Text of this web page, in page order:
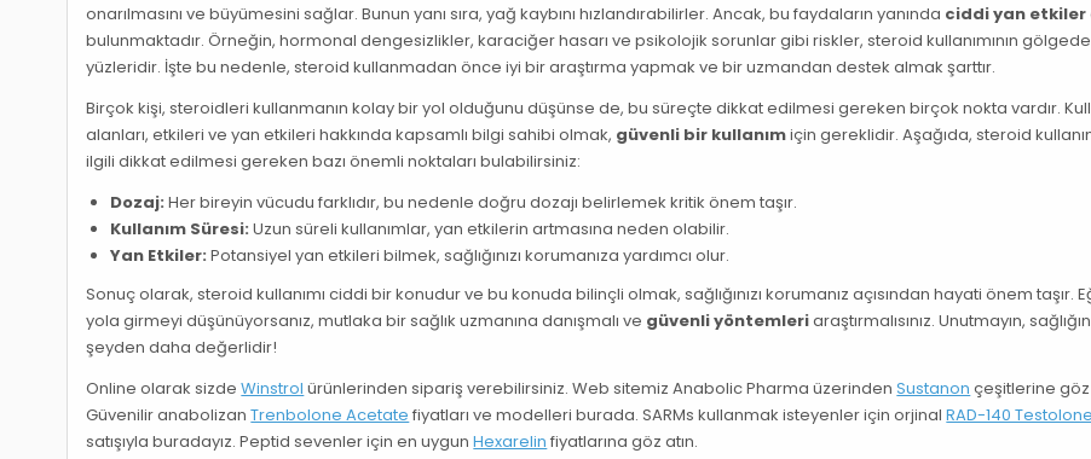
onarılmasını ve büyümesini sağlar. Bunun yanı sıra, yağ kaybını hızlandırabilirler. Ancak, bu faydaların yanında ciddi yan etkiler
bulunmaktadır. Örneğin, hormonal dengesizlikler, karaciğer hasarı ve psikolojik sorunlar gibi riskler, steroid kullanımının
yüzleridir. İşte bu nedenle, steroid kullanmadan önce iyi bir araştırma yapmak ve bir uzmandan destek almak şarttır.
Birçok kişi, steroidleri kullanmanın kolay bir yol olduğunu düşünse de, bu süreçte dikkat edilmesi gereken birçok nokta vardır.
alanları, etkileri ve yan etkileri hakkında kapsamlı bilgi sahibi olmak, güvenli bir kullanımiçin gereklidir. Aşağıda, steroid
ilgili dikkat edilmesi gereken bazı önemli noktaları bulabilirsiniz:
Dozaj: Her bireyin vücudu farklıdır, bu nedenle doğru dozajı belirlemek kritik önem taşır.
Kullanım Süresi: Uzun süreli kullanımlar, yan etkilerin artmasına neden olabilir.
Yan Etkiler: Potansiyel yan etkileri bilmek, sağlığınızı korumanıza yardımcı olur.
Sonuç olarak, steroid kullanımı ciddi bir konudur ve bu konuda bilinçli olmak, sağlığınızı korumanız açısından hayati önem taşır.
yola girmeyi düşünüyorsanız, mutlaka bir sağlık uzmanına danışmalı ve güvenli yöntemleriaraştırmalısınız. Unutmayın,
şeyden daha değerlidir!
Online olarak sizdeWinstrol ürünlerinden sipariş verebilirsiniz. Web sitemiz Anabolic Pharma üzerindenSustanon çeşitlerine göz
Güvenilir anabolizanTrenbolone Acetate fiyatları ve modelleri burada. SARMs kullanmak isteyenler için orjinalRAD-140 Testolone
satışıyla buradayız. Peptid sevenler için en uygunHexarelin fiyatlarına göz atın.